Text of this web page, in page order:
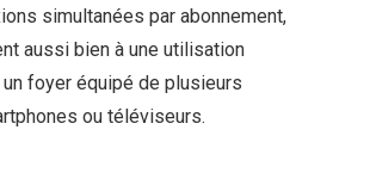
simultanées par abonnement,
aussi bien à une utilisation
un foyer équipé de plusieurs
ou téléviseurs.